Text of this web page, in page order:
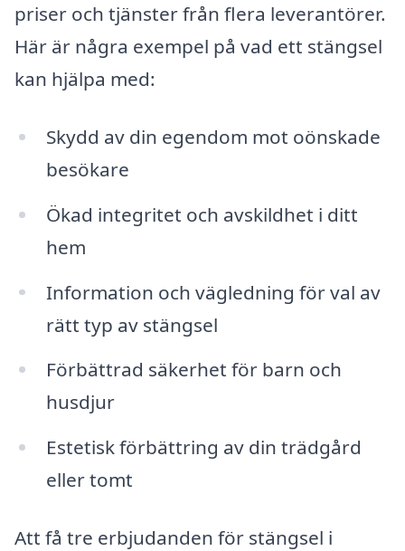
priser och tjänster från flera leverantörer.
Här är några exempel på vad ett stängsel
kan hjälpa med:
Skydd av din egendom mot oönskade
besökare
Ökad integritet och avskildhet i ditt
hem
Information och vägledning för val av
rätt typ av stängsel
Förbättrad säkerhet för barn och
husdjur
Estetisk förbättring av din trädgård
eller tomt
Att få tre erbjudanden för stängsel i